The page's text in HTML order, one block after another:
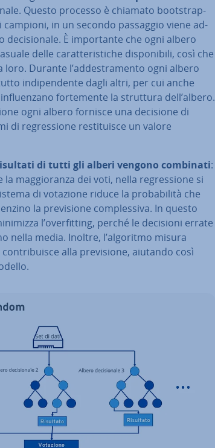
Questo processo è chiamato boo­tstrap­
in un secondo passaggio viene ad­
È im­por­tan­te che ogni albero
delle ca­rat­te­ri­sti­che di­spo­ni­bi­li, così che
Durante l’ad­de­stra­men­to ogni albero
in­di­pen­den­te dagli altri, per cui anche
for­te­men­te la struttura dell’albero.
ogni albero fornisce una decisione di
di re­gres­sio­ne re­sti­tui­sce un valore
di tutti gli alberi vengono combinati:
la mag­gio­ran­za dei voti, nella re­gres­sio­ne si
di votazione riduce la pro­ba­bi­li­tà che
la pre­vi­sio­ne com­ples­si­va. In questo
l’over­fit­ting, perché le decisioni errate
nella media. Inoltre, l’algoritmo misura
alla pre­vi­sio­ne, aiutando così